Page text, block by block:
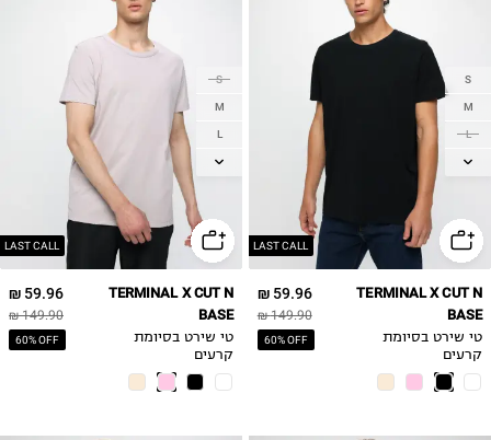
LAST CALL
S
M
L
XL
59.96 ₪
149.90 ₪
60% OFF
TERMINAL X CUT N
BASE
טי שירט בסיומת
קרעים
LAST CALL
S
M
L
XL
59.96 ₪
149.90 ₪
60% OFF
TERMINAL X CUT N
BASE
טי שירט בסיומת
קרעים